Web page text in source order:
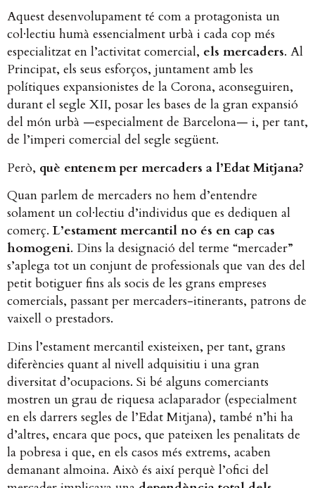
Aquest desenvolupament té com a protagonista un
col·lectiu humà essencialment urbà i cada cop més
especialitzat en l’activitat comercial, els mercaders. Al
Principat, els seus esforços, juntament amb les
polítiques expansionistes de la Corona, aconseguiren,
durant el segle XII, posar les bases de la gran expansió
del món urbà —especialment de Barcelona— i, per tant,
de l’imperi comercial del segle següent.
Però, què entenem per mercaders a l’Edat Mitjana?
Quan parlem de mercaders no hem d’entendre
solament un col·lectiu d’individus que es dediquen al
comerç. L’estament mercantil no és en cap cas
homogeni. Dins la designació del terme “mercader”
s’aplega tot un conjunt de professionals que van des del
petit botiguer fins als socis de les grans empreses
comercials, passant per mercaders-itinerants, patrons de
vaixell o prestadors.
Dins l’estament mercantil existeixen, per tant, grans
diferències quant al nivell adquisitiu i una gran
diversitat d’ocupacions. Si bé alguns comerciants
mostren un grau de riquesa aclaparador (especialment
en els darrers segles de l’Edat Mitjana), també n’hi ha
d’altres, encara que pocs, que pateixen les penalitats de
la pobresa i que, en els casos més extrems, acaben
demanant almoina. Això és així perquè l’ofici del